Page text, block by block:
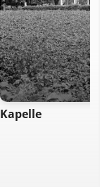
Kapelle